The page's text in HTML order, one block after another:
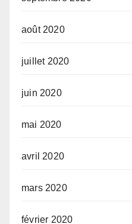
août 2020
juillet 2020
juin 2020
mai 2020
avril 2020
mars 2020
février 2020